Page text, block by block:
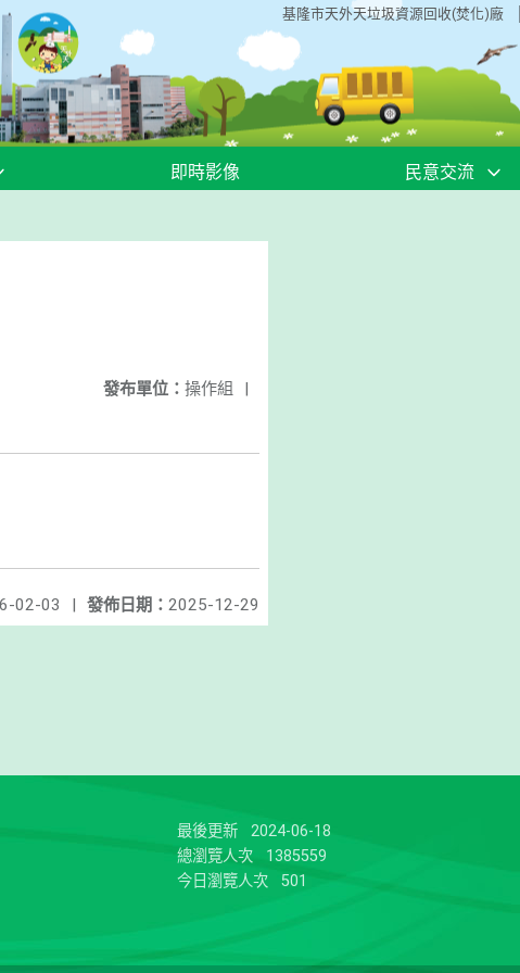
基隆市天外天垃圾資源回收(焚化)廠
即時影像 民意交流
發布單位： 操作組 |
發佈日期： 2025-12-29
02-03 |
最後更新
2024-06-18
總瀏覽人次
1385559
今日瀏覽人次
501